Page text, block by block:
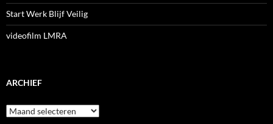
Start Werk Blijf Veilig
videofilm LMRA
ARCHIEF
Archief